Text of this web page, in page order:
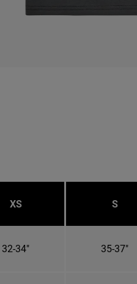
XS S
32-34" 35-37"